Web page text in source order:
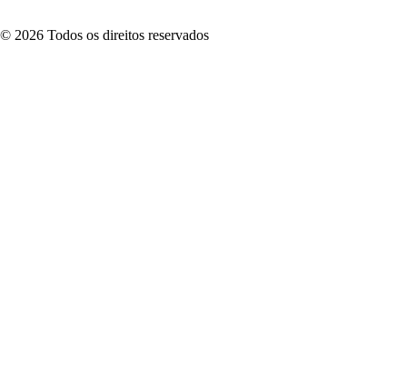
© 2026 Todos os direitos reservados